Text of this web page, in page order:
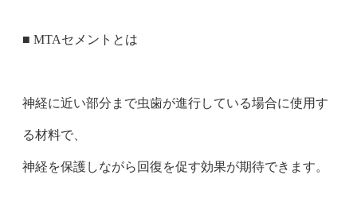
■ MTAセメントとは
神経に近い部分まで虫歯が進行している場合に使用す
る材料で、
神経を保護しながら回復を促す効果が期待できます。